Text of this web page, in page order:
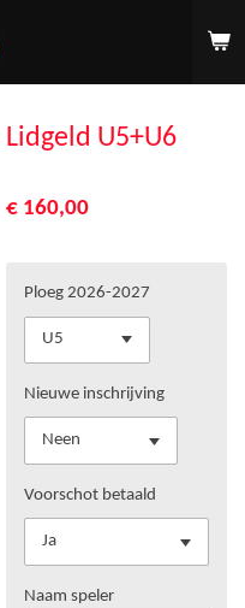
Lidgeld U5+U6
€ 160,00
Ploeg 2026-2027
Nieuwe inschrijving
Voorschot betaald
Naam speler